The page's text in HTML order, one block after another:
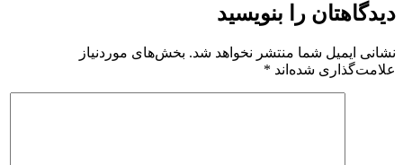
دیدگاهتان را بنویسید
نشانی ایمیل شما منتشر نخواهد شد. بخش‌های موردنیاز
علامت‌گذاری شده‌اند *